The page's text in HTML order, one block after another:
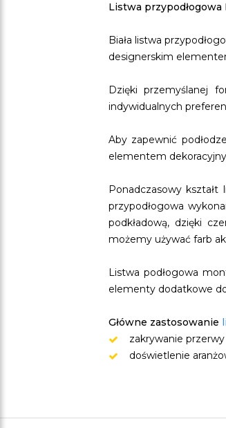
Listwa przypodłogowa
Biała listwa
designerskim
Dzięki przemyślanej
indywidualnych
Aby zapewnić
elementem
Ponadczasowy
przypodłogowa
podkładową, dzięki
możemy używać farb
Listwa podłogowa
elementy dodatkowe
Główne zastosowanie
zakrywanie
doświetlenie